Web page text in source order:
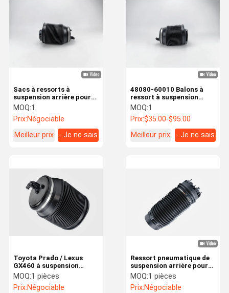
A Propos De
48080-60010 Balons à
ressort à suspension
aérienne arrière pour
Toyota Prado
MOQ:1
Prix:$35.00-$95.00
Meilleur prix
- Je ne sais
Sacs à ressorts à
suspension arrière pour
Toyota Prado / Lexus
48090-35011
MOQ:1
Prix:Négociable
Meilleur prix
- Je ne sais
Ressort pneumatique de
suspension arrière pour
Dodge Ram 1500,
4877136AB 4877136AA
MOQ:1 pièces
Prix:Négociable
Toyota Prado / Lexus
GX460 à suspension
pneumatique arrière sac
à ressorts 4808060010
MOQ:1 pièces
Prix:Négociable